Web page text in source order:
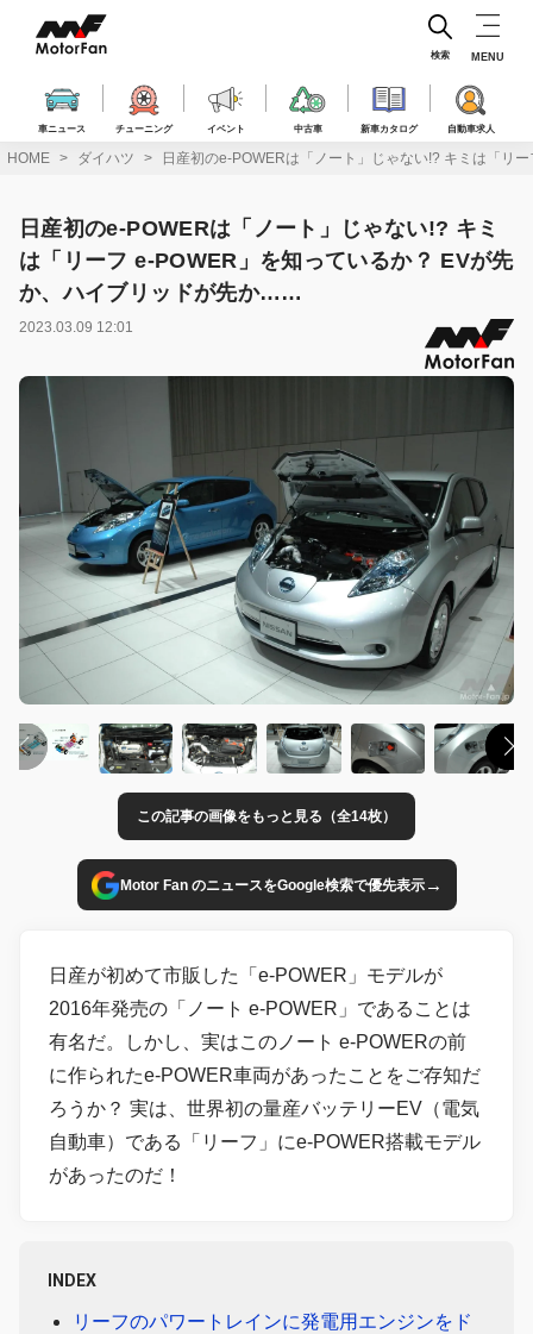
ス
車ニュース チューニング イベント 中古車 新車カタログ 自動車求人
検索 MENU
HOME ダイハツ 日産初のe-POWERは「ノート」じゃない!? キミは「
日産初のe-POWERは「ノート」じゃない!? キミ
は「リーフ e-POWER」を知っているか？ EVが先
か、ハイブリッドが先か……
2023.03.09 12:01
この記事の画像をもっと見る（全14枚）
Motor Fan のニュースをGoogle検索で優先表示→
日産が初めて市販した「e-POWER」モデルが
2016年発売の「ノート e-POWER」であることは
有名だ。しかし、実はこのノート e-POWERの前
に作られたe-POWER車両があったことをご存知だ
ろうか？ 実は、世界初の量産バッテリーEV（電気
自動車）である「リーフ」にe-POWER搭載モデル
があったのだ！
INDEX
リーフのパワートレインに発電用エンジンをド